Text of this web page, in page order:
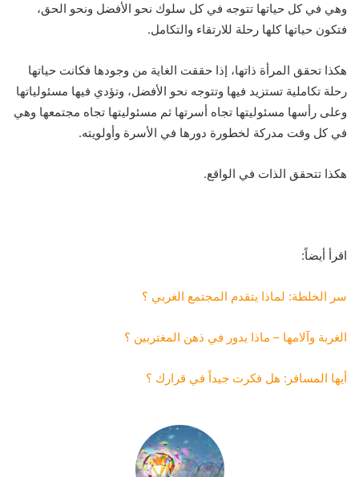
وهي في كل حياتها تتوجه في كل سلوك نحو الأفضل ونحو الحق،
فتكون حياتها كلها رحلة للارتقاء والتكامل.
هكذا تحقق المرأة ذاتها، إذا حققت الغاية من وجودها فكانت حياتها
رحلة تكاملية تستزيد فيها وتتوجه نحو الأفضل، وتؤدي فيها مسئولياتها
وعلى رأسها مسئوليتها تجاه أسرتها ثم مسئوليتها تجاه مجتمعها وهي
في كل وقت مدركة لخطورة دورها في الأسرة وأولويته.
هكذا تتحقق الذات في الواقع.
اقرأ أيضاً:
سر الخلطة: لماذا يتقدم المجتمع الغربي ؟
الغربة وآلامها – ماذا يدور في ذهن المغتربين ؟
أيها المسافر: هل فكرت جيداً في قرارك ؟